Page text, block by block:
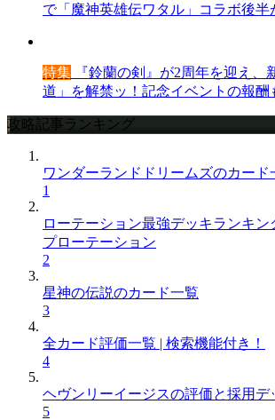
で「魔神英雄伝ワタル」コラボ後半
特集 『鈴蘭の剣』が2周年を迎え、
道」を解禁ッ！記念イベントの報酬
攻略記事ランキング
ワンダーランドドリームズのカード
1
ローテーション最強デッキランキン
プローテーション
2
星神の伝説のカード一覧
3
全カード評価一覧 | 検索機能付き！
4
ヘヴンリーイージスの評価と採用デ
5